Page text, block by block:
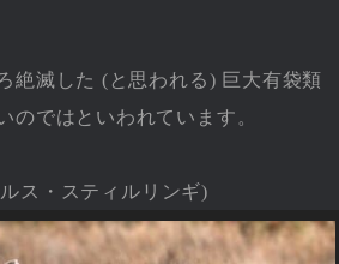
絶滅した (と思われる) 巨大有袋類
のではといわれています。
ス・スティルリンギ)